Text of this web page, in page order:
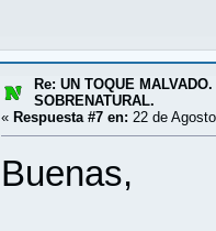
Re: UN TOQUE
SOBRENATURAL.
« Respuesta #7 en: 22 de
Buenas,